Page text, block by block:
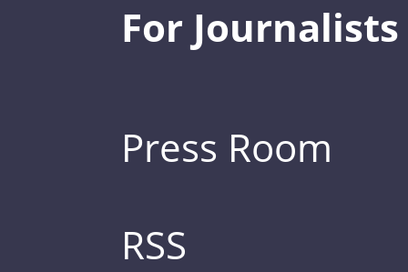
For Journalists
Press Room
RSS